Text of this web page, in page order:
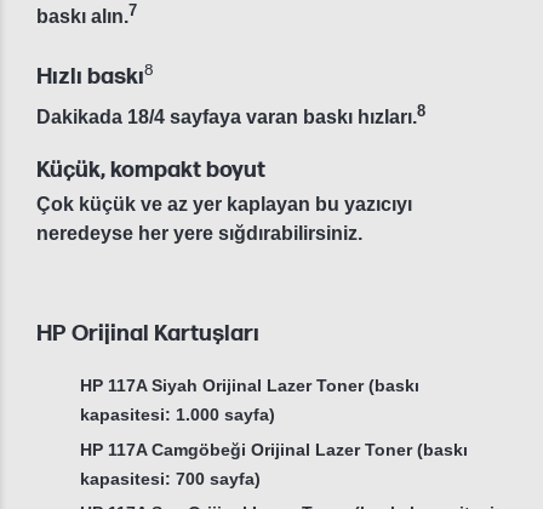
baskı alın.7
Hızlı baskı8
Dakikada 18/4 sayfaya varan baskı hızları.8
Küçük, kompakt boyut
Çok küçük ve az yer kaplayan bu yazıcıyı
neredeyse her yere sığdırabilirsiniz.
HP Orijinal Kartuşları
HP 117A Siyah Orijinal Lazer Toner (baskı
kapasitesi: 1.000 sayfa)
HP 117A Camgöbeği Orijinal Lazer Toner (baskı
kapasitesi: 700 sayfa)